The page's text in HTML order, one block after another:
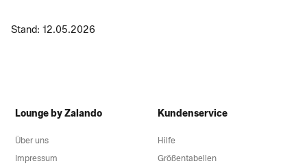
Stand: 12.05.2026
Lounge by Zalando
Über uns
Impressum
Kundenservice
Hilfe
Größentabellen